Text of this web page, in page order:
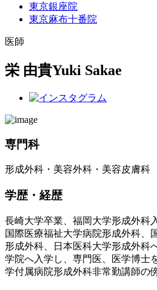
東京銀座院
東京麻布十番院
医師
栄 由貴Yuki Sakae
専門科
形成外科・美容外科・美容皮膚科
学歴・経歴
長崎大学卒業、福岡大学形成外科
国際医療福祉大学病院形成外科、
形成外科、日本医科大学形成外科
学院へ入学し、専門医、医学博士
学付属病院形成外科非常勤講師の